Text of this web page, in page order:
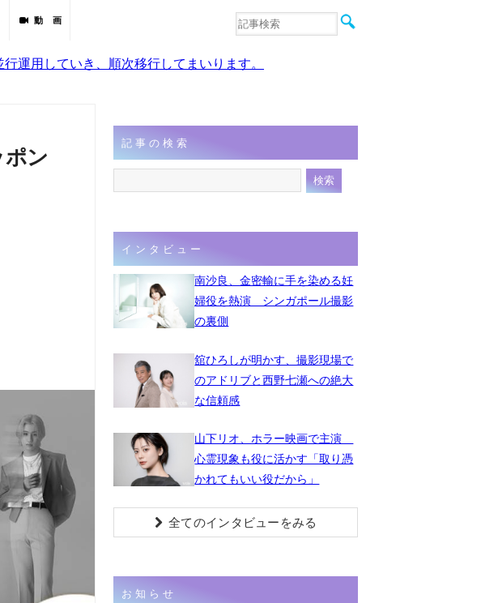
動 画
音楽
運用していき、順次移行してまいります。
ン
記事の検索
インタビュー
南沙良、金密輸に手を染める妊
婦役を熱演 シンガポール撮影
の裏側
舘ひろしが明かす、撮影現場で
のアドリブと西野七瀬への絶大
な信頼感
山下リオ、ホラー映画で主演
心霊現象も役に活かす「取り憑
かれてもいい役だから」
全てのインタビューをみる
お知らせ